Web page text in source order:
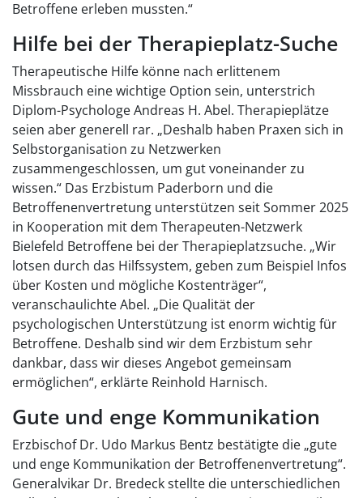
Betroffene erleben mussten.“
Hilfe bei der Therapieplatz-Suche
Therapeutische Hilfe könne nach erlittenem
Missbrauch eine wichtige Option sein, unterstrich
Diplom-Psychologe Andreas H. Abel. Therapieplätze
seien aber generell rar. „Deshalb haben Praxen sich in
Selbstorganisation zu Netzwerken
zusammengeschlossen, um gut voneinander zu
wissen.“ Das Erzbistum Paderborn und die
Betroffenenvertretung unterstützen seit Sommer 2025
in Kooperation mit dem Therapeuten-Netzwerk
Bielefeld Betroffene bei der Therapieplatzsuche. „Wir
lotsen durch das Hilfssystem, geben zum Beispiel Infos
über Kosten und mögliche Kostenträger“,
veranschaulichte Abel. „Die Qualität der
psychologischen Unterstützung ist enorm wichtig für
Betroffene. Deshalb sind wir dem Erzbistum sehr
dankbar, dass wir dieses Angebot gemeinsam
ermöglichen“, erklärte Reinhold Harnisch.
Gute und enge Kommunikation
Erzbischof Dr. Udo Markus Bentz bestätigte die „gute
und enge Kommunikation der Betroffenenvertretung“.
Generalvikar Dr. Bredeck stellte die unterschiedlichen